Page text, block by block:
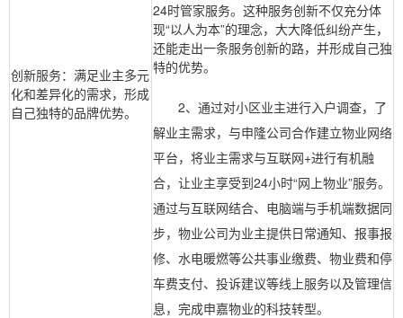
创新服务：满足业主多元
化和差异化的需求，形成
自己独特的品牌优势。
24时管家服务。这种服务创新不仅充分体
现“以人为本”的理念，大大降低纠纷产生，
还能走出一条服务创新的路，并形成自己独
特的优势。
2、通过对小区业主进行入户调查，了
解业主需求，与申隆公司合作建立物业网络
平台，将业主需求与互联网+进行有机融
合，让业主享受到24小时“网上物业”服务。
通过与互联网结合、电脑端与手机端数据同
步，物业公司为业主提供日常通知、报事报
修、水电暖燃等公共事业缴费、物业费和停
车费支付、投诉建议等线上服务以及管理信
息，完成申嘉物业的科技转型。